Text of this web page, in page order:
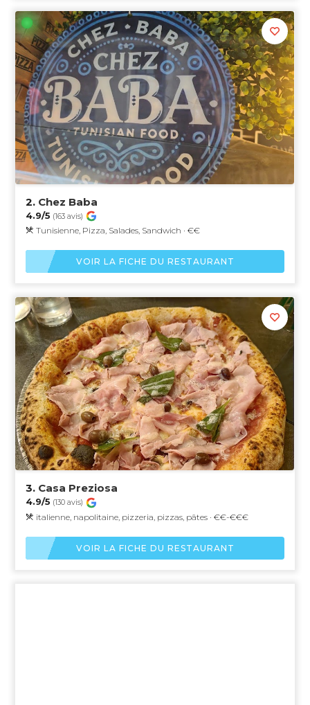
2. Chez Baba
4.9/5 (163 avis)
Tunisienne, Pizza, Salades, Sandwich · €€
VOIR LA FICHE DU RESTAURANT
3. Casa Preziosa
4.9/5 (130 avis)
italienne, napolitaine, pizzeria, pizzas, pâtes · €€-€€€
VOIR LA FICHE DU RESTAURANT